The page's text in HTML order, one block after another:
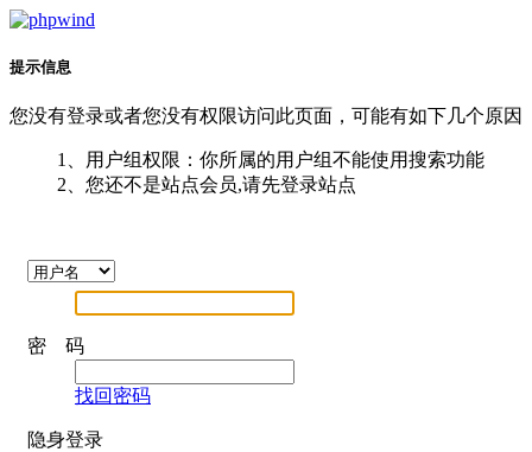
提示信息
您没有登录或者您没有权限访问此页面，可能有如下几个原因
1、用户组权限：你所属的用户组不能使用搜索功能
2、您还不是站点会员,请先登录站点
密 码
找回密码
隐身登录